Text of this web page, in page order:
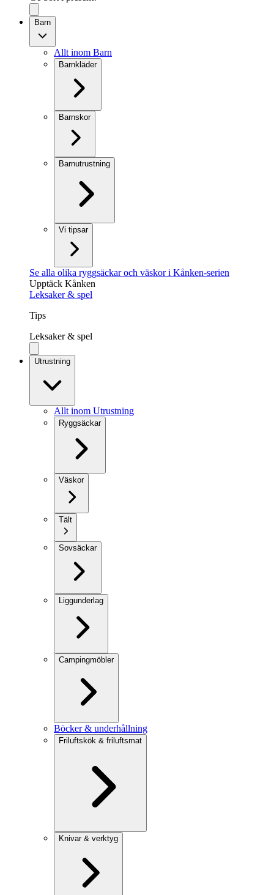
Barn
Allt inom Barn
Barnkläder
Barnskor
Barnutrustning
Vi tipsar
Se alla olika ryggsäckar och väskor i Kånken-serien
Upptäck Kånken
Leksaker & spel
Tips
Leksaker & spel
Utrustning
Allt inom Utrustning
Ryggsäckar
Väskor
Tält
Sovsäckar
Liggunderlag
Campingmöbler
Böcker & underhållning
Friluftskök & friluftsmat
Knivar & verktyg